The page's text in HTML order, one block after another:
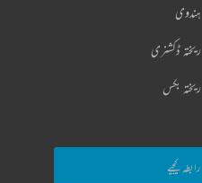
ہندوی
ریختہ ڈکشنری
ریختہ بکس
رابطہ کیجیے